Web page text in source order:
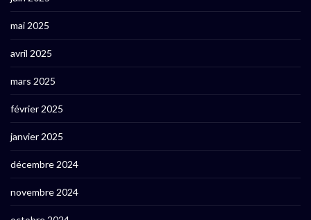
mai 2025
avril 2025
mars 2025
février 2025
janvier 2025
décembre 2024
novembre 2024